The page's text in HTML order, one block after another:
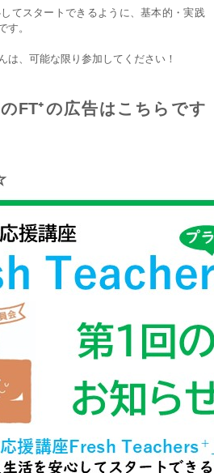
スタートできるように、基本的・実践
す。
、可能な限り参加してください！
FT⁺の広告はこちらです